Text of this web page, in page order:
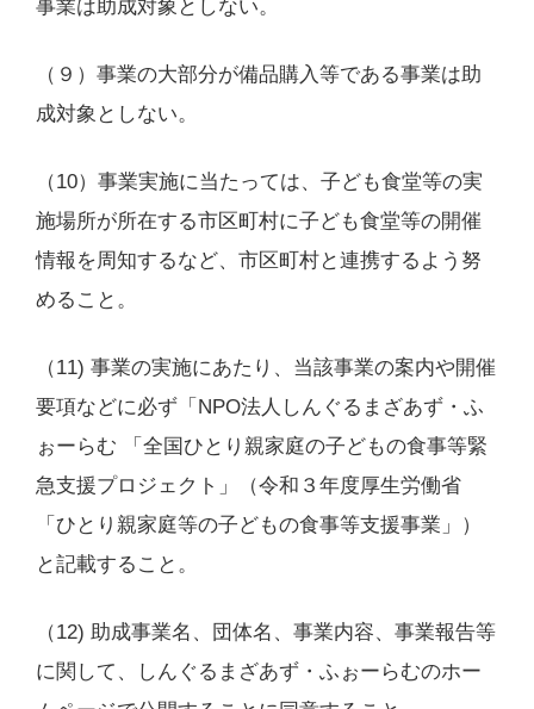
事業は助成対象としない。
（９）事業の大部分が備品購入等である事業は助
成対象としない。
（10）事業実施に当たっては、子ども食堂等の実
施場所が所在する市区町村に子ども食堂等の開催
情報を周知するなど、市区町村と連携するよう努
めること。
（11) 事業の実施にあたり、当該事業の案内や開催
要項などに必ず「NPO法人しんぐるまざあず・ふ
ぉーらむ 「全国ひとり親家庭の子どもの食事等緊
急支援プロジェクト」（令和３年度厚生労働省
「ひとり親家庭等の子どもの食事等支援事業」）
と記載すること。
（12) 助成事業名、団体名、事業内容、事業報告等
に関して、しんぐるまざあず・ふぉーらむのホー